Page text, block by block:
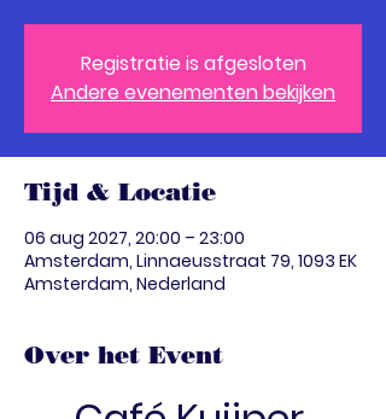
Registratie is afgesloten
Andere evenementen bekijken
Tijd & Locatie
06 aug 2027, 20:00 – 23:00
Amsterdam, Linnaeusstraat 79, 1093 EK
Amsterdam, Nederland
Over het Event